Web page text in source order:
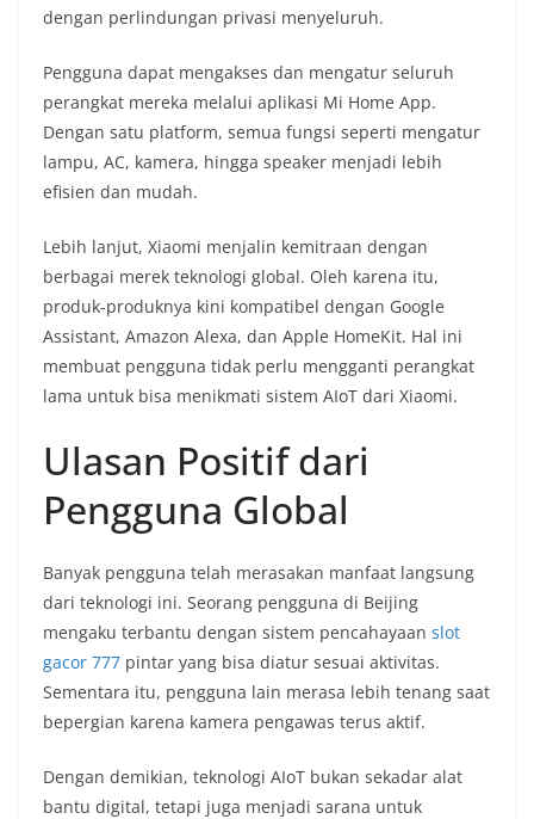
dengan perlindungan privasi menyeluruh.
Pengguna dapat mengakses dan mengatur seluruh
perangkat mereka melalui aplikasi Mi Home App.
Dengan satu platform, semua fungsi seperti mengatur
lampu, AC, kamera, hingga speaker menjadi lebih
efisien dan mudah.
Lebih lanjut, Xiaomi menjalin kemitraan dengan
berbagai merek teknologi global. Oleh karena itu,
produk-produknya kini kompatibel dengan Google
Assistant, Amazon Alexa, dan Apple HomeKit. Hal ini
membuat pengguna tidak perlu mengganti perangkat
lama untuk bisa menikmati sistem AIoT dari Xiaomi.
Ulasan Positif dari
Pengguna Global
Banyak pengguna telah merasakan manfaat langsung
dari teknologi ini. Seorang pengguna di Beijing
mengaku terbantu dengan sistem pencahayaan slot
gacor 777 pintar yang bisa diatur sesuai aktivitas.
Sementara itu, pengguna lain merasa lebih tenang saat
bepergian karena kamera pengawas terus aktif.
Dengan demikian, teknologi AIoT bukan sekadar alat
bantu digital, tetapi juga menjadi sarana untuk